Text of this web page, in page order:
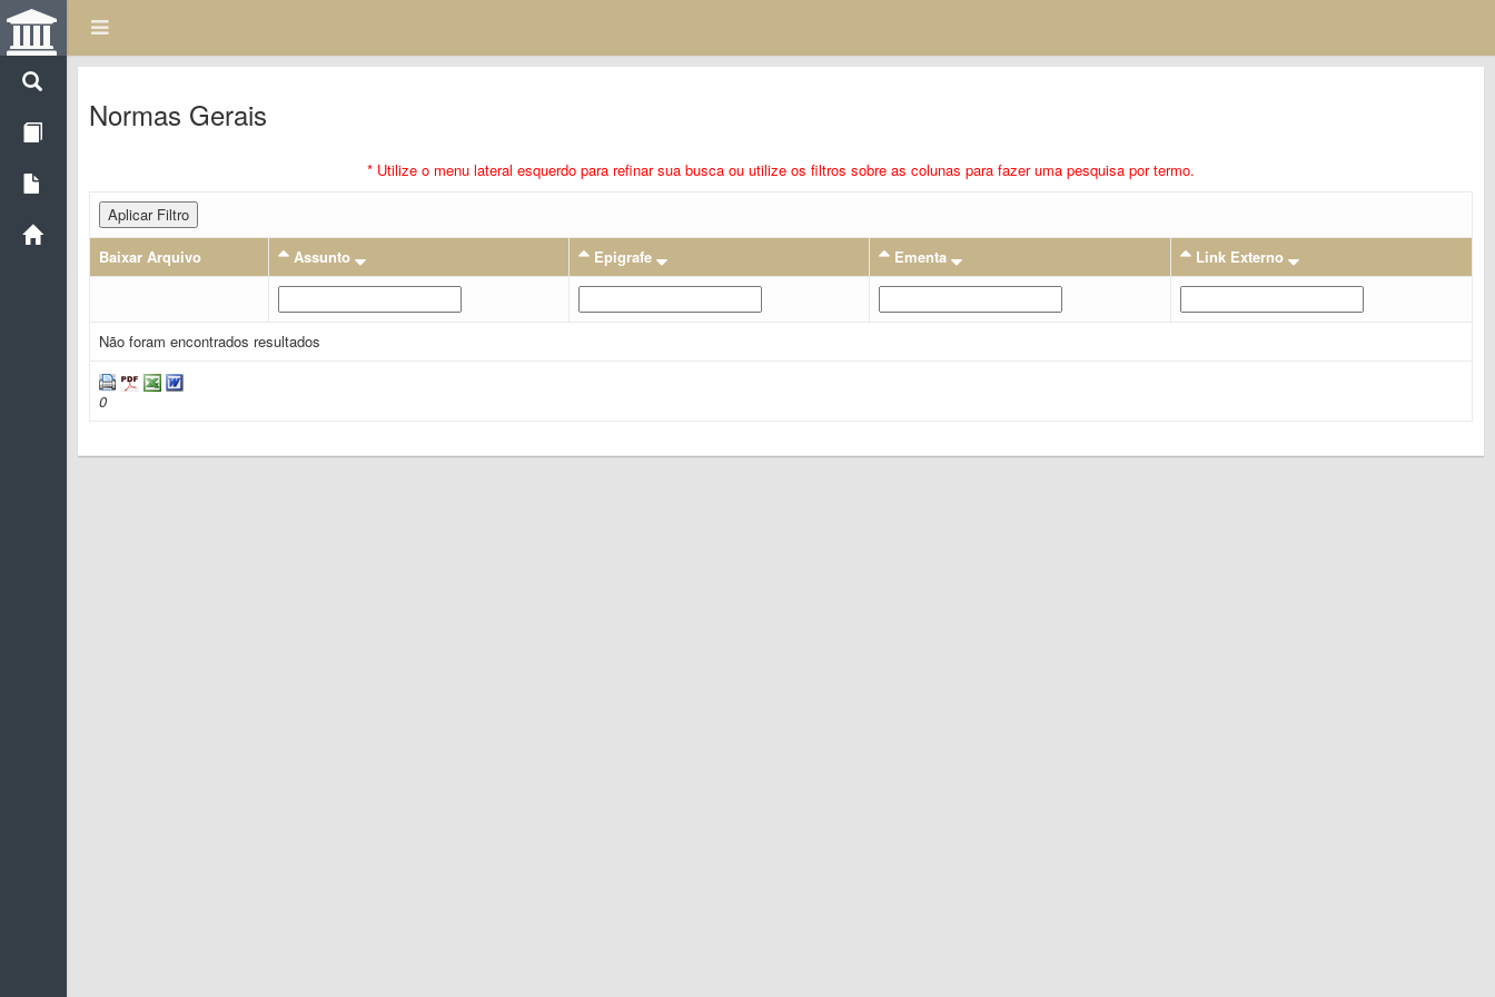
Normas Gerais
* Utilize o menu lateral esquerdo para refinar sua busca ou utilize os filtros sobre as colunas para fazer uma pesquisa por termo.
Aplicar Filtro
Baixar Arquivo
Assunto Epigrafe Ementa Link Externo
Não foram encontrados resultados
0